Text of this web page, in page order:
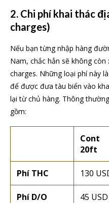
2. Chi phí khai thác
charges)
Nếu bạn từng nhập hàng
Nam, chắc hẳn sẽ không
charges. Những loại phí này
để được đưa tàu biển vào
lại từ chủ hàng. Thông
gồm:
Cont
20ft
Phí THC 130
Phí D/O 45 USD